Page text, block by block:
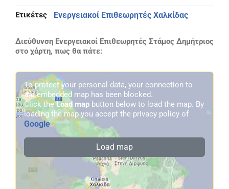
Ετικέτες Ενεργειακοί Επιθεωρητές Χαλκίδας
Διεύθυνση Ενεργειακοί Επιθεωρητές Στάμος Δημήτριος
στο χάρτη, πως θα πάτε:
To protect your personal data, your connection to
the embedded map has been blocked.
Click theLoad map button below to load the map. By
loading the map you accept the privacy policy of
Google.
Load map